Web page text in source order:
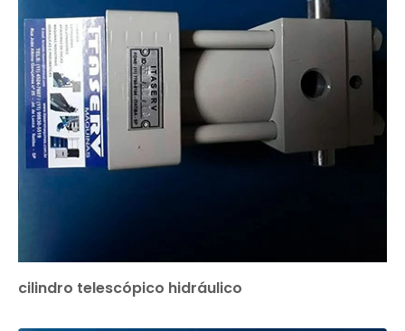
cilindro telescópico hidráulico